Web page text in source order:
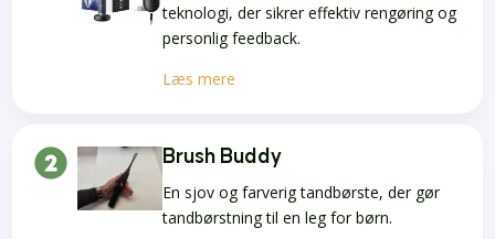
teknologi, der sikrer effektiv rengøring og
personlig feedback.
Læs mere
Brush Buddy
En sjov og farverig tandbørste, der gør
tandbørstning til en leg for børn.